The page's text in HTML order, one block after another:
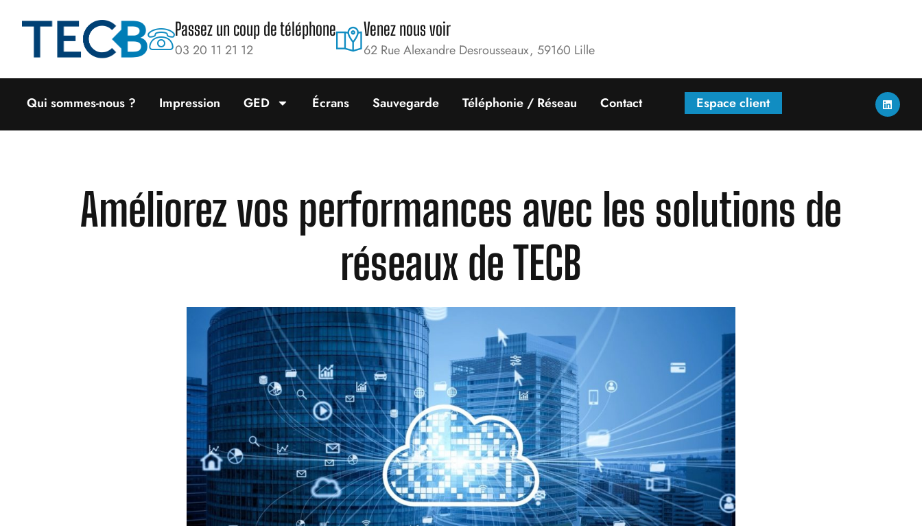
Passez un coup de téléphone
03 20 11 21 12
Venez nous voir
62 Rue Alexandre Desrousseaux, 59160 Lille
Qui sommes-nous ? Impression GED Écrans Sauvegarde Téléphonie / Réseau Contact Espace client
Améliorez vos performances avec les solutions de
réseaux de TECB